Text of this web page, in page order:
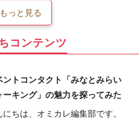
っと見る
コンテンツ
ントコンタクト「みなとみらい
ーキング」の魅力を探ってみた
にちは、オミカレ編集部です。